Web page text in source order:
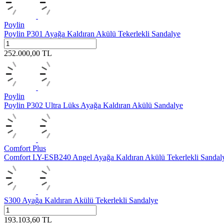
Poylin
Poylin P301 Ayağa Kaldıran Akülü Tekerlekli Sandalye
252.000,00 TL
Poylin
Poylin P302 Ultra Lüks Ayağa Kaldıran Akülü Sandalye
Comfort Plus
Comfort LY-ESB240 Angel Ayağa Kaldıran Akülü Tekerlekli
S300 Ayağa Kaldıran Akülü Tekerlekli Sandalye
193.103,60 TL